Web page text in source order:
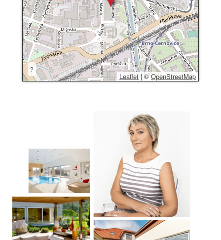
?
Leaflet |©OpenStreetMap